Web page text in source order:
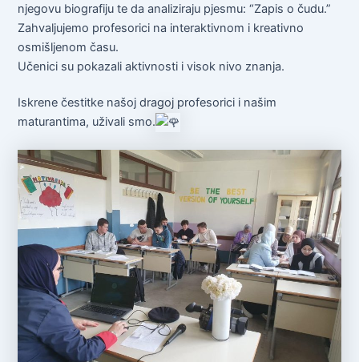
njegovu biografiju te da analiziraju pjesmu: “Zapis o čudu.”
Zahvaljujemo profesorici na interaktivnom i kreativno
osmišljenom času.
Učenici su pokazali aktivnosti i visok nivo znanja.
Iskrene čestitke našoj dragoj profesorici i našim
maturantima, uživali smo.